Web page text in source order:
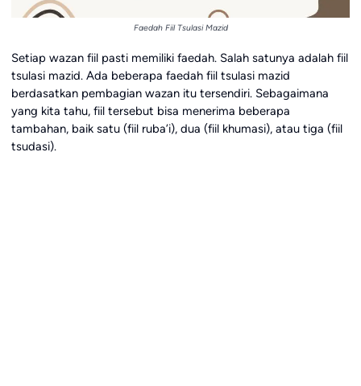
Faedah Fiil Tsulasi Mazid
Setiap wazan fiil pasti memiliki faedah. Salah satunya adalah fiil
tsulasi mazid. Ada beberapa faedah fiil tsulasi mazid
berdasatkan pembagian wazan itu tersendiri. Sebagaimana
yang kita tahu, fiil tersebut bisa menerima beberapa
tambahan, baik satu (fiil ruba’i), dua (fiil khumasi), atau tiga (fiil
tsudasi).